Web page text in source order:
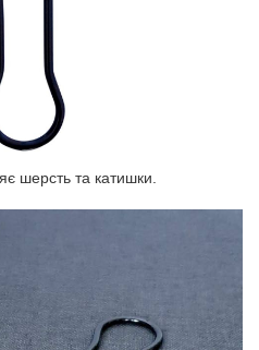
шерсть та катишки.